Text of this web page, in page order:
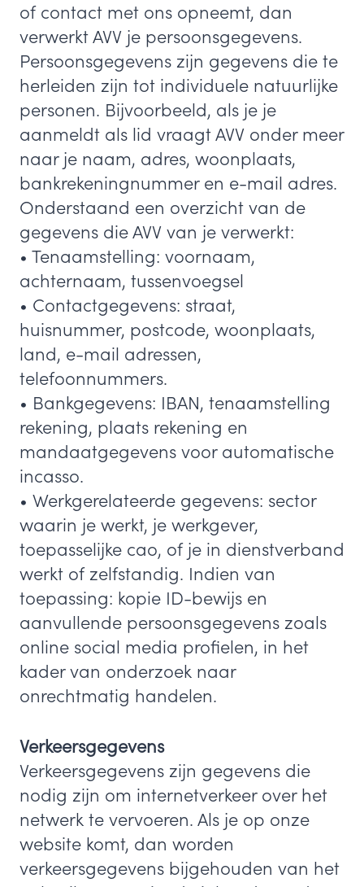
of contact met ons opneemt, dan
verwerkt AVV je persoonsgegevens.
Persoonsgegevens zijn gegevens die te
herleiden zijn tot individuele natuurlijke
personen. Bijvoorbeeld, als je je
aanmeldt als lid vraagt AVV onder meer
naar je naam, adres, woonplaats,
bankrekeningnummer en e-mail adres.
Onderstaand een overzicht van de
gegevens die AVV van je verwerkt:
• Tenaamstelling: voornaam,
achternaam, tussenvoegsel
• Contactgegevens: straat,
huisnummer, postcode, woonplaats,
land, e-mail adressen,
telefoonnummers.
• Bankgegevens: IBAN, tenaamstelling
rekening, plaats rekening en
mandaatgegevens voor automatische
incasso.
• Werkgerelateerde gegevens: sector
waarin je werkt, je werkgever,
toepasselijke cao, of je in dienstverband
werkt of zelfstandig. Indien van
toepassing: kopie ID-bewijs en
aanvullende persoonsgegevens zoals
online social media profielen, in het
kader van onderzoek naar
onrechtmatig handelen.
Verkeersgegevens
Verkeersgegevens zijn gegevens die
nodig zijn om internetverkeer over het
netwerk te vervoeren. Als je op onze
website komt, dan worden
verkeersgegevens bijgehouden van het